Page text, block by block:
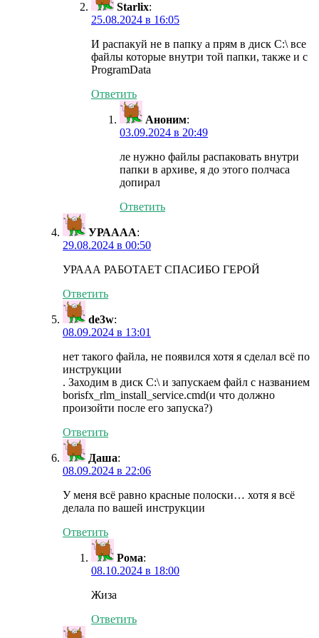
Starlix:
25.08.2024 в 16:05
И распакуй не в папку а прям в диск C:\ все
файлы которые внутри той папки, также и с
ProgramData
Ответить
Аноним:
03.09.2024 в 20:49
ле нужно файлы распаковать внутри
папки в архиве, я до этого полчаса
допирал
Ответить
УРАААА:
29.08.2024 в 00:50
УРААА РАБОТАЕТ СПАСИБО ГЕРОЙ
Ответить
de3w:
08.09.2024 в 13:01
нет такого файла, не появился хотя я сделал всё по
инструкции
. Заходим в диск C:\ и запускаем файл с названием
borisfx_rlm_install_service.cmd(и что должно
произойти после его запуска?)
Ответить
Даша:
08.09.2024 в 22:06
У меня всё равно красные полоски… хотя я всё
делала по вашей инструкции
Ответить
Рома:
08.10.2024 в 18:00
Жиза
Ответить